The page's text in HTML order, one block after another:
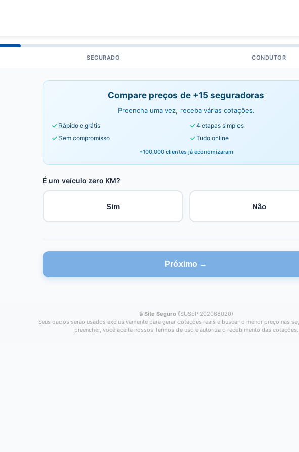
SEGURADO CONDUTOR
Compare preços de +15 seguradoras
Preencha uma vez, receba várias cotações.
Rápido e grátis
4 etapas simples
Sem compromisso
Tudo online
+100.000 clientes já economizaram
É um veículo zero KM?
Sim Não
Próximo →
🔒 Site Seguro (SUSEP 202068020)
Seus dados serão usados exclusivamente para gerar cotações reais e buscar o menor preço nas
preencher, você aceita nossos Termos de uso e autoriza o recebimento das cotações.